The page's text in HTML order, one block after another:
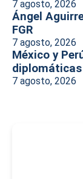
7 agosto, 2026
Ángel
FGR
7 agosto, 2026
México y
diplomáticas
7 agosto, 2026